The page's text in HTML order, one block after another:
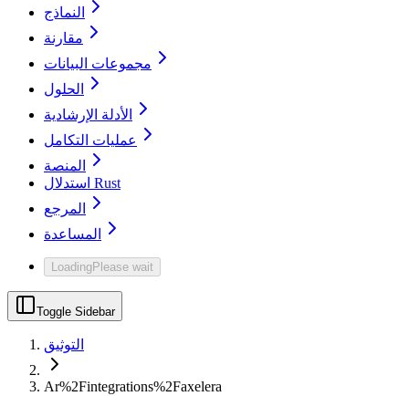
النماذج
مقارنة
مجموعات البيانات
الحلول
الأدلة الإرشادية
عمليات التكامل
المنصة
استدلال Rust
المرجع
المساعدة
LoadingPlease wait
Toggle Sidebar
التوثيق
Ar%2Fintegrations%2Faxelera